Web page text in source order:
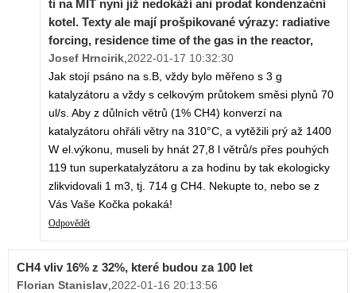
ti na MIT nyní již nedokáží ani prodat kondenzační
kotel. Texty ale mají prošpikované výrazy: radiative
forcing, residence time of the gas in the reactor,
Josef Hrncirik,2022-01-17 10:32:30
Jak stojí psáno na s.B, vždy bylo měřeno s 3 g
katalyzátoru a vždy s celkovým průtokem směsi plynů 70
ul/s. Aby z důlních větrů (1% CH4) konverzí na
katalyzátoru ohřáli větry na 310°C, a vytěžili prý až 1400
W el.výkonu, museli by hnát 27,8 l větrů/s přes pouhých
119 tun superkatalyzátoru a za hodinu by tak ekologicky
zlikvidovali 1 m3, tj. 714 g CH4. Nekupte to, nebo se z
Vás Vaše Kočka pokaká!
Odpovědět
CH4 vliv 16% z 32%, které budou za 100 let
Florian Stanislav,2022-01-16 20:13:56